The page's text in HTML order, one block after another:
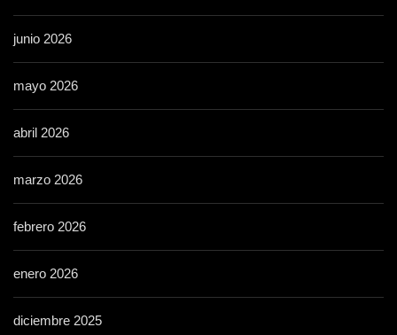
junio 2026
mayo 2026
abril 2026
marzo 2026
febrero 2026
enero 2026
diciembre 2025